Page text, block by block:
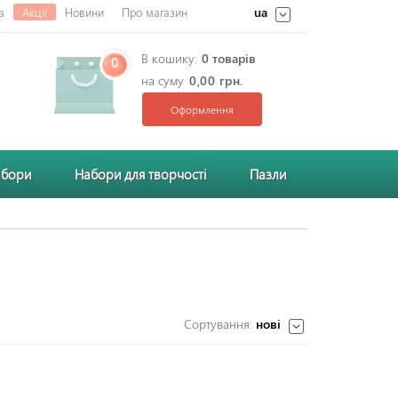
Акції Новини Про магазин ua
0 В кошику: 0 товарів
на суму 0,00 грн.
Оформлення
Набори для творчості Пазли
Сортування: нові